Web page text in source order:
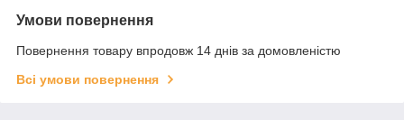
Умови повернення
Повернення товару впродовж 14 днів за домовленістю
Всі умови повернення